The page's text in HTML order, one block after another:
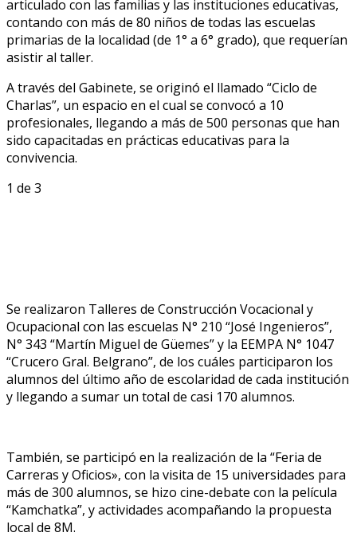
articulado con las familias y las instituciones educativas,
contando con más de 80 niños de todas las escuelas
primarias de la localidad (de 1° a 6° grado), que requerían
asistir al taller.
A través del Gabinete, se originó el llamado “Ciclo de
Charlas”, un espacio en el cual se convocó a 10
profesionales, llegando a más de 500 personas que han
sido capacitadas en prácticas educativas para la
convivencia.
1 de 3
Se realizaron Talleres de Construcción Vocacional y
Ocupacional con las escuelas N° 210 “José Ingenieros”,
N° 343 “Martín Miguel de Güemes” y la EEMPA N° 1047
“Crucero Gral. Belgrano”, de los cuáles participaron los
alumnos del último año de escolaridad de cada institución
y llegando a sumar un total de casi 170 alumnos.
También, se participó en la realización de la “Feria de
Carreras y Oficios», con la visita de 15 universidades para
más de 300 alumnos, se hizo cine-debate con la película
“Kamchatka”, y actividades acompañando la propuesta
local de 8M.